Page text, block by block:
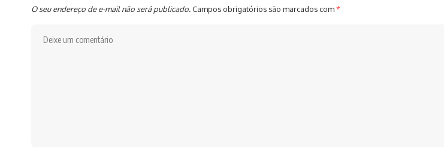
O seu endereço de e-mail não será publicado. Campos obrigatórios são marcados com*